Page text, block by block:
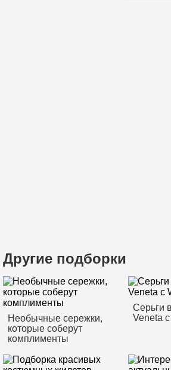
Другие подборки
Необычные сережки,
которые соберут
комплименты
Серьги
Veneta